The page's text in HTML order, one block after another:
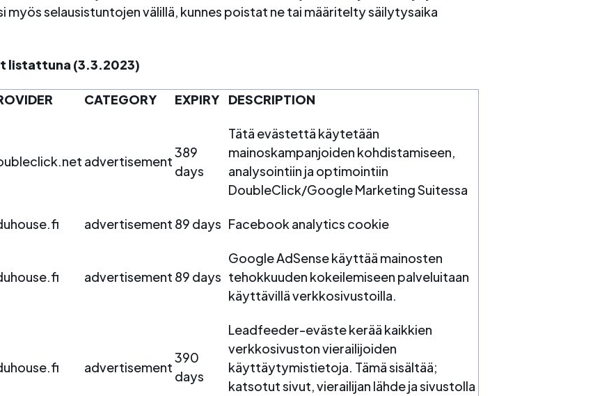
selausistuntojen välillä, kunnes poistat ne tai määritelty säilytysaika
listattuna (3.3.2023)
CATEGORY EXPIRY DESCRIPTION
advertisement
389
days
Tätä evästettä käytetään
mainoskampanjoiden kohdistamiseen,
analysointiin ja optimointiin
DoubleClick/Google Marketing Suitessa
advertisement 89 days Facebook analytics cookie
advertisement 89 days
Google AdSense käyttää mainosten
tehokkuuden kokeilemiseen palveluitaan
käyttävillä verkkosivustoilla.
advertisement
390
days
Leadfeeder-eväste kerää kaikkien
verkkosivuston vierailijoiden
käyttäytymistietoja. Tämä sisältää;
katsotut sivut, vierailijan lähde ja sivustolla